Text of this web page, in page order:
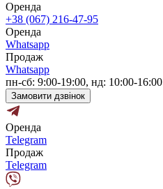
Оренда
+38 (067) 216-47-95
Оренда
Whatsapp
Продаж
Whatsapp
пн-сб: 9:00-19:00, нд: 10:00-16:00
Замовити дзвінок
Оренда
Telegram
Продаж
Telegram